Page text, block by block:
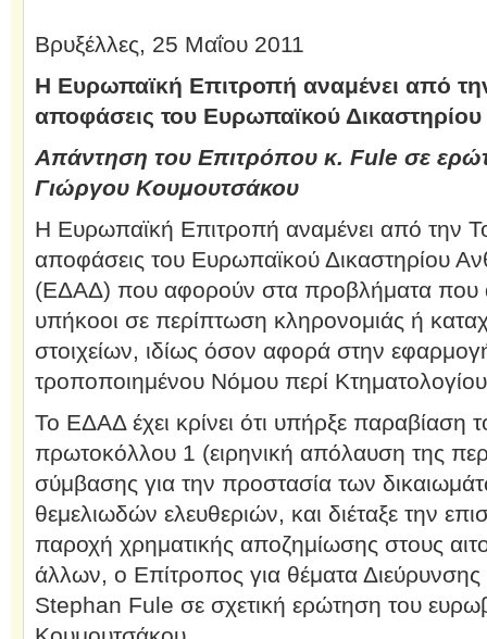
Βρυξέλλες, 25 Μαΐου 2011
Η Ευρωπαϊκή Επιτροπή αναμένει από
αποφάσεις του Ευρωπαϊκού
Απάντηση του Επιτρόπου κ. Fule σε
Γιώργου Κουμουτσάκου
Η Ευρωπαϊκή Επιτροπή αναμένει από την
αποφάσεις του Ευρωπαϊκού Δικαστηρίου
(ΕΔΑΔ) που αφορούν στα προβλήματα που
υπήκοοι σε περίπτωση κληρονομιάς ή
στοιχείων, ιδίως όσον αφορά στην
τροποποιημένου Νόμου περί
Το ΕΔΑΔ έχει κρίνει ότι υπήρξε παραβίαση
πρωτοκόλλου 1 (ειρηνική απόλαυση της
σύμβασης για την προστασία των
θεμελιωδών ελευθεριών, και διέταξε την
παροχή χρηματικής αποζημίωσης στους
άλλων, ο Επίτροπος για θέματα Διεύρυνσης
Stephan Fule σε σχετική ερώτηση του